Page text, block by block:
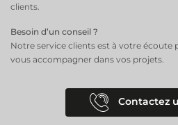
clients.
Besoin d’un conseil ?
Notre service clients est à votre écoute
vous accompagner dans vos projets.
Contactez